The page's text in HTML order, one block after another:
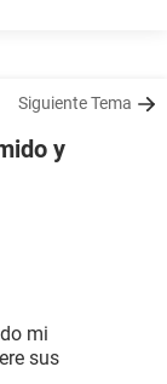
Siguiente Tema
y
mi
sus